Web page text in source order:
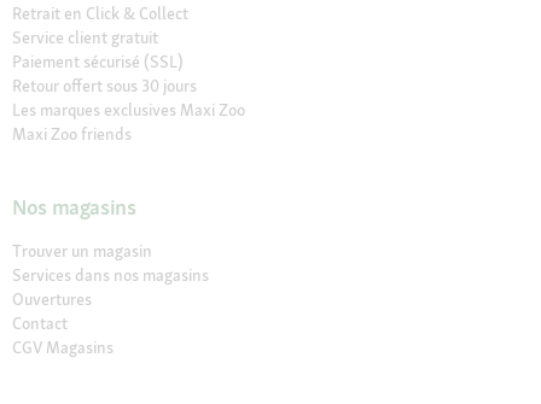
Retrait en Click & Collect
Service client gratuit
Paiement sécurisé (SSL)
Retour offert sous 30 jours
Les marques exclusives Maxi Zoo
Maxi Zoo friends
Nos magasins
Trouver un magasin
Services dans nos magasins
Ouvertures
Contact
CGV Magasins